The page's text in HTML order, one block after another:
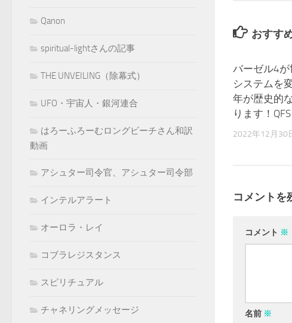
おすす
バーゼル4
システムを
年が歴史的
ります！
2022年12月30
コメントを
コメント ※
名前 ※
Qanon
spiritual-lightさんの記事
THE UNVEILING（除幕式）
UFO・宇宙人・銀河連合
はろーふろーむロングビーチさん和訳
動画
アシュター司令官、アシュター司令部
インテルアラート
オーロラ・レイ
コブラレジスタンス
スピリチュアル
チャネリングメッセージ